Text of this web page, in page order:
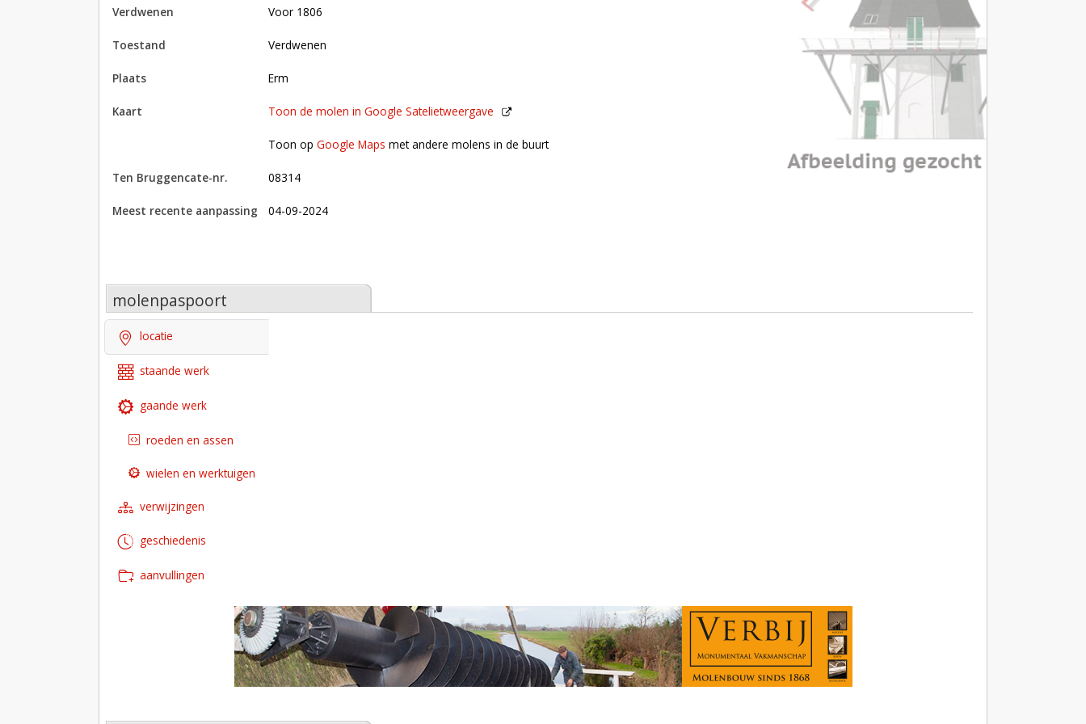
verdwenen voor 1806
toestand verdwenen
plaats Erm
kaart Toon de molen in Google Satelietweergave
Toon op Google Maps met andere molens in de buurt
Toon op Google Maps met andere molens in de buurt
Ten Bruggencate-nr. 08314
Meest recente aanpassing 04-09-2024
molenpaspoort
locatie
staande werk
gaande werk
roeden en assen
wielen en werktuigen
verwijzingen
geschiedenis
aanvullingen